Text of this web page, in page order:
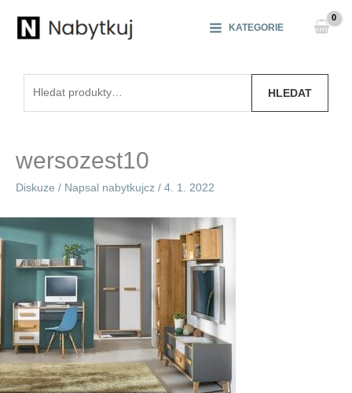
KATEGORIE
HLEDAT
wersozest10
Diskuze / Napsal nabytkujcz / 4. 1. 2022